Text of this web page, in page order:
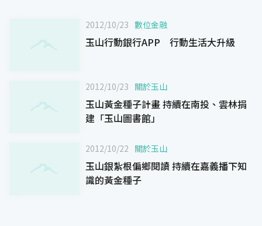
2012/10/23 數位金融
玉山行動銀行APP 行動生活大升級
2012/10/23 關於玉山
玉山黃金種子計畫 持續在南投、雲林捐
建「玉山圖書館」
2012/10/22 關於玉山
玉山銀紮根偏鄉閱讀 持續在嘉義播下知
識的黃金種子